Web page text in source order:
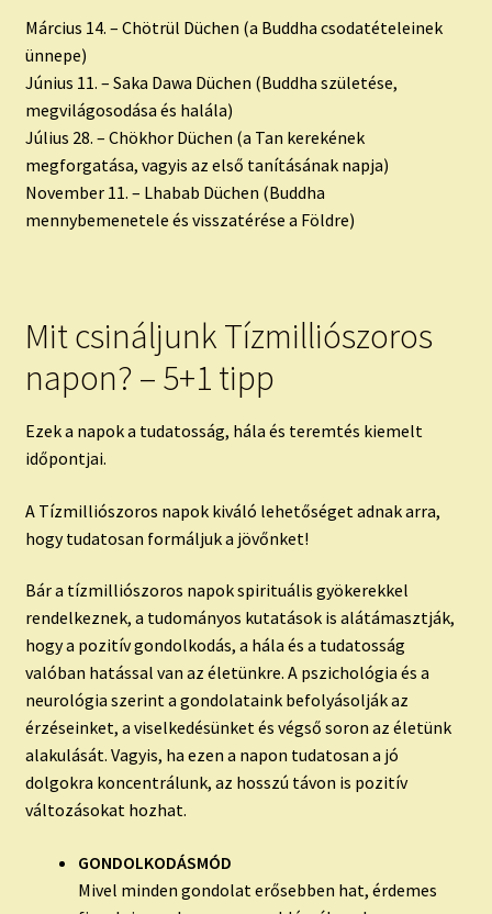
Március 14. – Chötrül Düchen (a Buddha csodatételeinek
ünnepe)
Június 11. – Saka Dawa Düchen (Buddha születése,
megvilágosodása és halála)
Július 28. – Chökhor Düchen (a Tan kerekének
megforgatása, vagyis az első tanításának napja)
November 11. – Lhabab Düchen (Buddha
mennybemenetele és visszatérése a Földre)
Mit csináljunk Tízmilliószoros
napon? – 5+1 tipp
Ezek a napok a tudatosság, hála és teremtés kiemelt
időpontjai.
A Tízmilliószoros napok kiváló lehetőséget adnak arra,
hogy tudatosan formáljuk a jövőnket!
Bár a tízmilliószoros napok spirituális gyökerekkel
rendelkeznek, a tudományos kutatások is alátámasztják,
hogy a pozitív gondolkodás, a hála és a tudatosság
valóban hatással van az életünkre. A pszichológia és a
neurológia szerint a gondolataink befolyásolják az
érzéseinket, a viselkedésünket és végső soron az életünk
alakulását. Vagyis, ha ezen a napon tudatosan a jó
dolgokra koncentrálunk, az hosszú távon is pozitív
változásokat hozhat.
GONDOLKODÁSMÓD
Mivel minden gondolat erősebben hat, érdemes